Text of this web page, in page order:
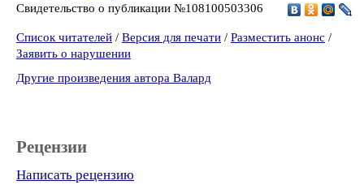
Свидетельство о публикации №108100503306
Список читателей / Версия для печати / Разместить анонс /
Заявить о нарушении
Другие произведения автора Валард
Рецензии
Написать рецензию